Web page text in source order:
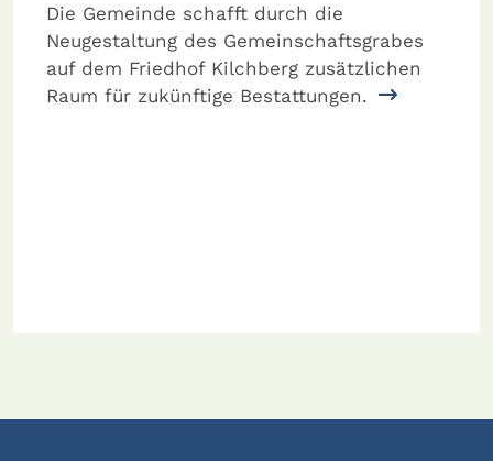
Die Gemeinde schafft durch die
Neugestaltung des Gemeinschaftsgrabes
auf dem Friedhof Kilchberg zusätzlichen
Raum für zukünftige Bestattungen.